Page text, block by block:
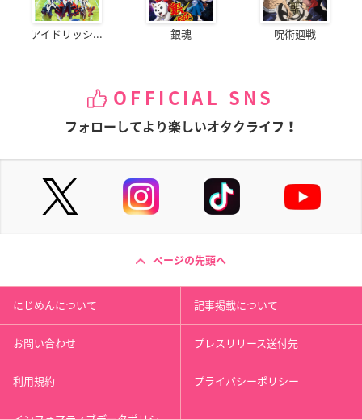
アイドリッシ... 銀魂 呪術廻戦
OFFICIAL SNS
フォローしてより楽しいオタクライフ！
ページの先頭へ
にじめんについて 記事掲載について
お問い合わせ プレスリリース送付先
利用規約 プライバシーポリシー